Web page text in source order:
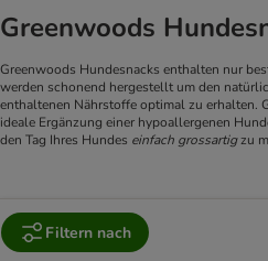
Greenwoods
Greenwoods Hundesnacks enthalten nur
werden schonend hergestellt um den
enthaltenen Nährstoffe optimal zu erhalten.
ideale Ergänzung einer hypoallergenen
den Tag Ihres Hundes einfach grossartigzu
Filtern nach